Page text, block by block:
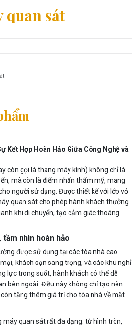
quan sát
Kết Hợp Hoàn Hảo Giữa Công Nghệ và
còn gọi là thang máy kính) không chỉ là
mà còn là điểm nhấn thẩm mỹ, mang
người sử dụng. Được thiết kế với lớp vỏ
quan sát cho phép hành khách thưởng
khi di chuyển, tạo cảm giác thoáng
tầm nhìn hoàn hảo
được sử dụng tại các tòa nhà cao
khách sạn sang trọng, và các khu nghỉ
lực trong suốt, hành khách có thể dễ
bên ngoài. Điều này không chỉ tạo nên
tăng thêm giá trị cho tòa nhà về mặt
máy quan sát rất đa dạng: từ hình tròn,